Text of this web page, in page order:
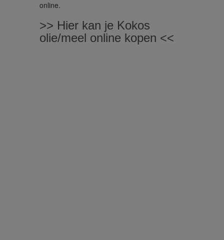
online.
>> Hier kan je Kokos
olie/meel online kopen <<